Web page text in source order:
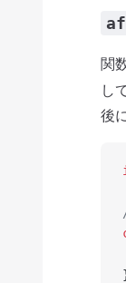
関
し
後